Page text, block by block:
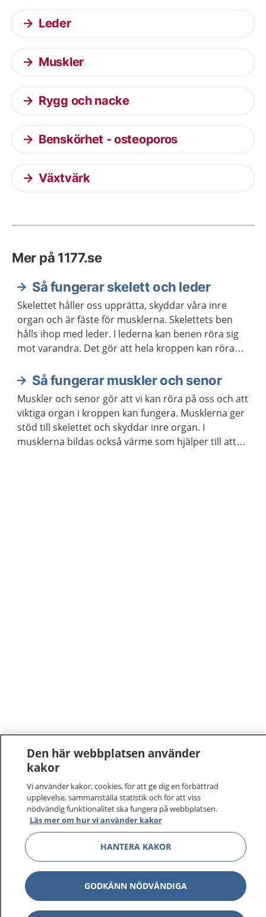
Leder
Muskler
Rygg och nacke
Benskörhet - osteoporos
Växtvärk
Mer på 1177.se
Så fungerar skelett och leder
Skelettet håller oss upprätta, skyddar våra inre
organ och är fäste för musklerna. Skelettets ben
hålls ihop med leder. I lederna kan benen röra sig
mot varandra. Det gör att hela kroppen kan röra
Så fungerar muskler och senor
Muskler och senor gör att vi kan röra på oss och att
viktiga organ i kroppen kan fungera. Musklerna ger
stöd till skelettet och skyddar inre organ. I
musklerna bildas också värme som hjälper till att
1177–tryggt om din hälsa och vård
På 1177.se får du råd om hälsa och information om
sjukdomar och vilka mottagningar du kan kontakta.
Logga in för att läsa din journal och göra dina
vårdärenden. Ring telefonnummer 1177 för
sjukvårdsrådgivning dygnet runt.
1177 ger dig råd när du vill må bättre.
Den här webbplatsen använder
kakor
Vi använder kakor, cookies, för att ge dig en förbättrad
upplevelse, sammanställa statistik och för att viss
nödvändig funktionalitet ska fungera på webbplatsen.
Läs mer om hur vi använder kakor
HANTERA KAKOR
GODKÄNN NÖDVÄNDIGA